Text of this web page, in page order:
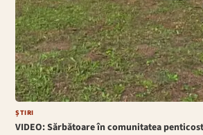
ȘTIRI
VIDEO: Sărbătoare în comunitatea